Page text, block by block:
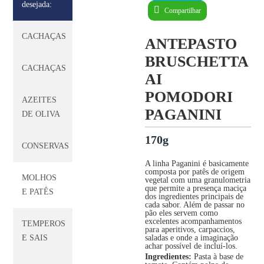
desejada:
CACHAÇAS
CACHAÇAS
AZEITES
DE OLIVA
CONSERVAS
MOLHOS
E PATÊS
TEMPEROS
E SAIS
Compartilhar
ANTEPASTO
BRUSCHETTA
AI
POMODORI
PAGANINI
170g
A linha Paganini é basicamente
composta por patês de origem
vegetal com uma granulometria
que permite a presença maciça
dos ingredientes principais de
cada sabor. Além de passar no
pão eles servem como
excelentes acompanhamentos
para aperitivos, carpaccios,
saladas e onde a imaginação
achar possível de incluí-los.
Ingredientes: Pasta à base de